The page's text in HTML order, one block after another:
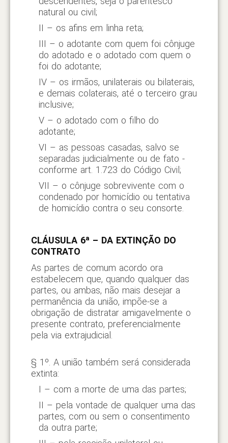
natural ou civil;
II – os afins em linha reta;
III – o adotante com quem foi cônjuge
do adotado e o adotado com quem o
foi do adotante;
IV – os irmãos, unilaterais ou bilaterais,
e demais colaterais, até o terceiro grau
inclusive;
V – o adotado com o filho do
adotante;
VI – as pessoas casadas, salvo se
separadas judicialmente ou de fato -
conforme art. 1.723 do Código Civil;
VII – o cônjuge sobrevivente com o
condenado por homicídio ou tentativa
de homicídio contra o seu consorte.
CLÁUSULA 6ª – DA EXTINÇÃO DO
CONTRATO
As partes de comum acordo ora
estabelecem que, quando qualquer das
partes, ou ambas, não mais desejar a
permanência da união, impõe-se a
obrigação de distratar amigavelmente o
presente contrato, preferencialmente
pela via extrajudicial.
§ 1º. A união também será considerada
extinta:
I – com a morte de uma das partes;
II – pela vontade de qualquer uma das
partes, com ou sem o consentimento
da outra parte;